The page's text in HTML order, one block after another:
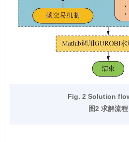
Fig. 2 Solution
图2 求解流程